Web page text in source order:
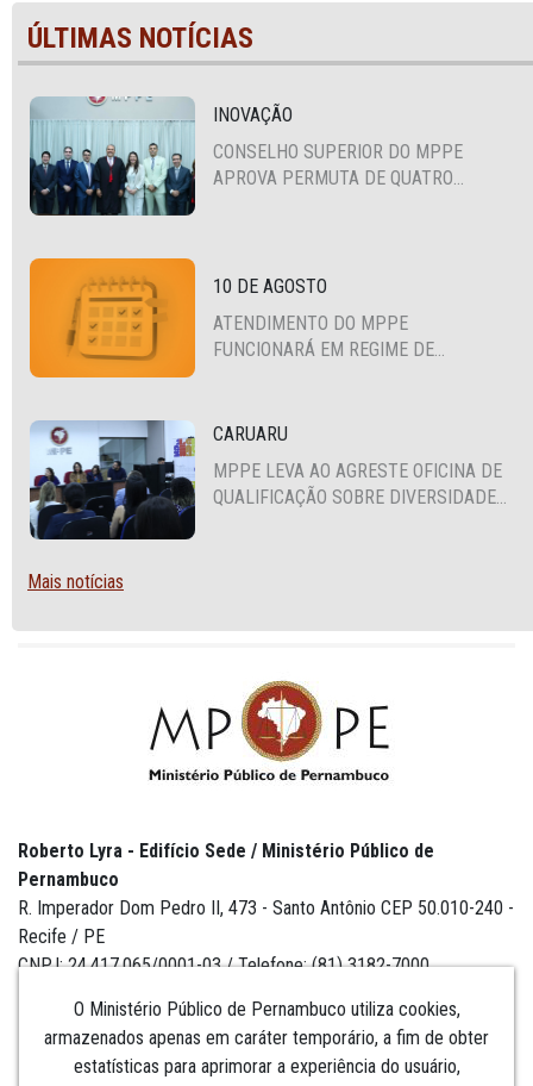
ÚLTIMAS NOTÍCIAS
INOVAÇÃO
CONSELHO SUPERIOR DO MPPE
APROVA PERMUTA DE QUATRO
10 DE AGOSTO
ATENDIMENTO DO MPPE
FUNCIONARÁ EM REGIME DE
CARUARU
MPPE LEVA AO AGRESTE OFICINA DE
QUALIFICAÇÃO SOBRE DIVERSIDADE
Mais notícias
O Ministério Público de Pernambuco utiliza cookies,
armazenados apenas em caráter temporário, a fim de obter
estatísticas para aprimorar a experiência do usuário,
Roberto Lyra - Edifício Sede / Ministério Público de
Pernambuco
R. Imperador Dom Pedro II, 473 - Santo Antônio CEP 50.010-240 -
Recife / PE
CNPJ: 24.417.065/0001-03 / Telefone: (81) 3182-7000
Institucional